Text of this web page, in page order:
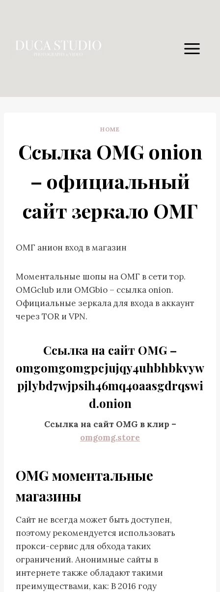
HOME
Ссылка OMG onion
– официальный
сайт зеркало ОМГ
ОМГ анион вход в магазин
Моментальные шопы на ОМГ в сети тор.
OMGclub или OMGbio – ссылка onion.
Официальные зеркала для входа в аккаунт
через TOR и VPN.
Ссылка на сайт OMG –
omgomgomgpcjujqy4uhbhbkvyw
pjlybd7wjpsih46mq4oaasgdrqswi
d.onion
Ссылка на сайт OMG в клир –
omgomg.store
OMG моментальные
магазины
Сайт не всегда может быть доступен,
поэтому рекомендуется использовать
прокси-сервис для обхода таких
ограничений. Анонимные сайты в
интернете также обладают такими
преимуществами, как: В 2016 году